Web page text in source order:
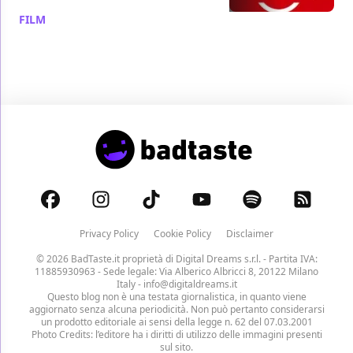
FILM
Privacy Policy Cookie Policy
Disclaimer
© 2026 BadTaste.it proprietà di Digital Dreams s.r.l.- Partita IVA:
11885930963 - Sede legale: Via Alberico Albricci 8, 20122 Milano
Italy - info@digitaldreams.it
Questo blog non è una testata giornalistica, in quanto viene
aggiornato senza alcuna periodicità. Non può pertanto considerarsi
un prodotto editoriale ai sensi della legge n. 62 del 07.03.2001
Photo Credits: l’editore ha i diritti di utilizzo delle immagini presenti
sul sito.